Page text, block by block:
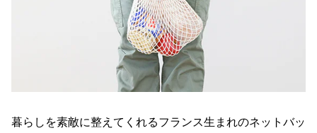
暮らしを素敵に整えてくれるフランス生まれのネットバッ